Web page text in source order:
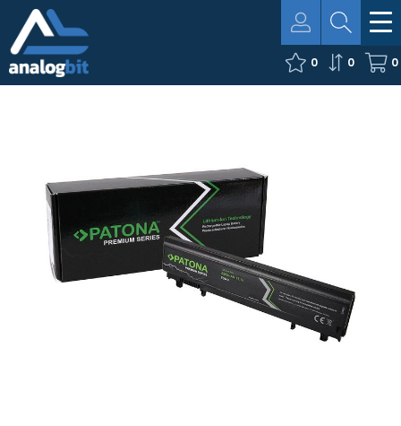
0
0
0